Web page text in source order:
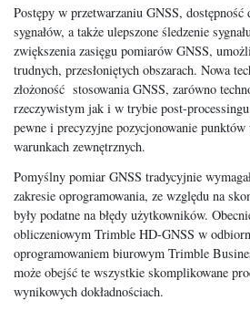
Postępy w przetwarzaniu GNSS,
sygnałów, a także ulepszone śledzenie
zwiększenia zasięgu pomiarów GNSS,
trudnych, przesłoniętych obszarach. Nowa
złożoność stosowania GNSS, zarówno
rzeczywistym jak i w trybie post-
pewne i precyzyjne pozycjonowanie
warunkach zewnętrznych.
Pomyślny pomiar GNSS tradycyjnie
zakresie oprogramowania, ze względu na
były podatne na błędy użytkowników.
obliczeniowym Trimble HD-GNSS w
oprogramowaniem biurowym Trimble
może obejść te wszystkie skomplikowane
wynikowych dokładnościach.